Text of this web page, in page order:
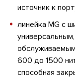
источник к
линейка MG с
600 до 1500
способная